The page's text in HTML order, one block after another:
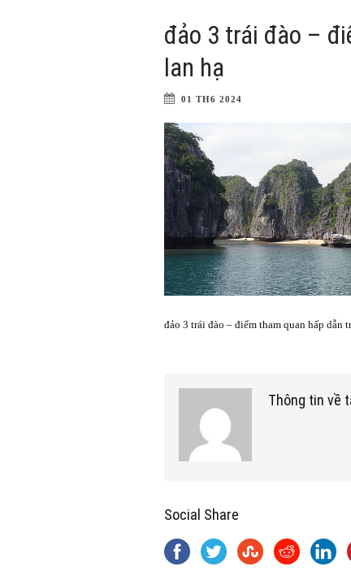
đảo 3 trái đào –
lan hạ
01 TH6 2024
đảo 3 trái đào – điểm tham quan hấp dẫn
Thông tin về
Social Share